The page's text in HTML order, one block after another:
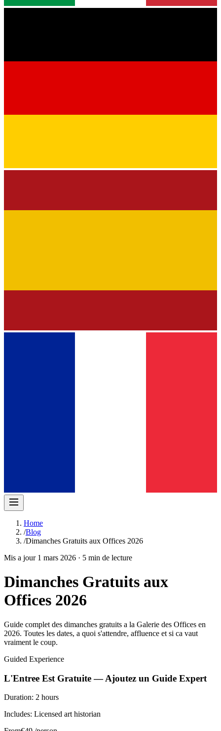
Home
/Blog
/Dimanches Gratuits aux Offices 2026
Mis a jour 1 mars 2026 · 5 min de lecture
Dimanches Gratuits aux
Offices 2026
Guide complet des dimanches gratuits a la Galerie des Offices en
2026. Toutes les dates, a quoi s'attendre, affluence et si ca vaut
vraiment le coup.
Guided Experience
L'Entree Est Gratuite — Ajoutez un Guide Expert
Duration: 2 hours
Includes: Licensed art historian